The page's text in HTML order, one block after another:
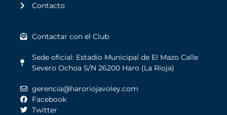
Contacto
Contactar con el Club
Sede oficial: Estadio Municipal de El Mazo Calle
Severo Ochoa S/N 26200 Haro (La Rioja)
gerencia@haroriojavoley.com
Facebook
Twitter